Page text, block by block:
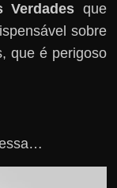
Verdades que
sobre
que é perigoso